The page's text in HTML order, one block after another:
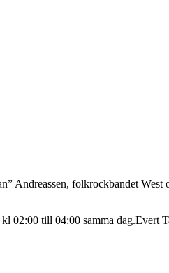
Andreassen, folkrockbandet West
02:00 till 04:00 samma dag.Evert